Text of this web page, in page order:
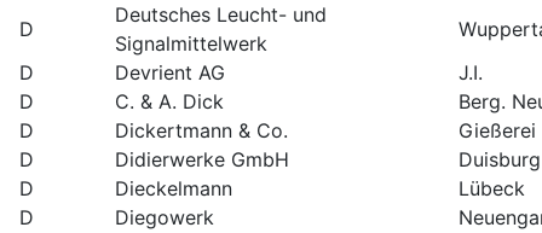
D
Deutsches Leucht- und
Signalmittelwerk
D
Devrient AG
J.I.
D
C. & A. Dick
Berg.
D
Dickertmann & Co.
Gießerei
D
Didierwerke GmbH
Duisburg
D
Dieckelmann
Lübeck
D
Diegowerk